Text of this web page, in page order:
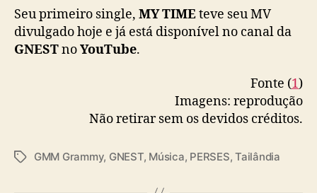
M
”
Seu primeiro single, MY TIMEteve seu MV
divulgado hoje e já está disponível no canal da
GNESTnoYouTube.
Fonte (1)
Imagens: reprodução
Não retirar sem os devidos créditos.
T
GMM Grammy, GNEST, Música, PERSES,Tailândia